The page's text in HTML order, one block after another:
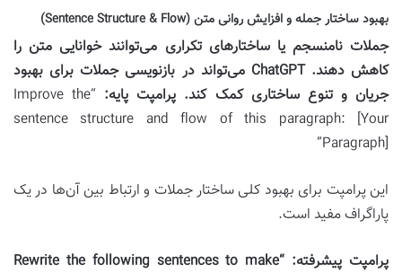
بهبود ساختار جمله و افزایش روانی متن (Sentence Structure & Flow)
جملات نامنسجم یا ساختارهای تکراری می‌توانند خوانایی متن را
کاهش دهند. ChatGPT می‌تواند در بازنویسی جملات برای بهبود
جریان و تنوع ساختاری کمک کند. پرامپت پایه:
“Improve the
sentence structure and flow of this paragraph: [Your
Paragraph]”
این پرامپت برای بهبود کلی ساختار جملات و ارتباط بین آن‌ها در یک
پاراگراف مفید است.
پرامپت پیشرفته: “Rewrite the following sentences to make